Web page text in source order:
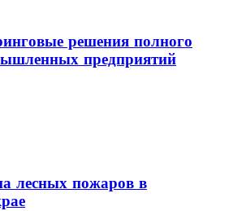
решения полного
предприятий
лесных пожаров в